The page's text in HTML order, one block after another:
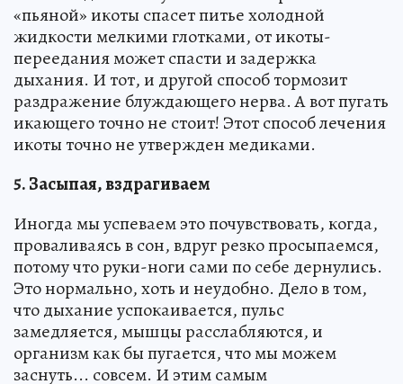
«пьяной» икоты спасет питье холодной
жидкости мелкими глотками, от икоты-
переедания может спасти и задержка
дыхания. И тот, и другой способ тормозит
раздражение блуждающего нерва. А вот пугать
икающего точно не стоит! Этот способ лечения
икоты точно не утвержден медиками.
5. Засыпая, вздрагиваем
Иногда мы успеваем это почувствовать, когда,
проваливаясь в сон, вдруг резко просыпаемся,
потому что руки-ноги сами по себе дернулись.
Это нормально, хоть и неудобно. Дело в том,
что дыхание успокаивается, пульс
замедляется, мышцы расслабляются, и
организм как бы пугается, что мы можем
заснуть... совсем. И этим самым